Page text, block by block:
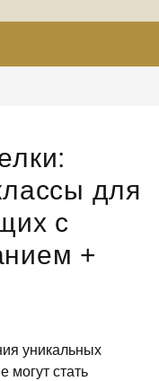
для
с
+
уникальных
могут стать